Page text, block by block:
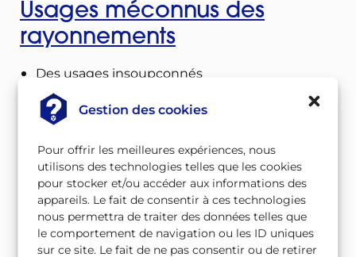
Gestion des cookies
Pour offrir les meilleures expériences, nous
utilisons des technologies telles que les cookies
pour stocker et/ou accéder aux informations des
appareils. Le fait de consentir à ces technologies
nous permettra de traiter des données telles que
le comportement de navigation ou les ID uniques
sur ce site. Le fait de ne pas consentir ou de retirer
Usages méconnus des
rayonnements
Des usages insoupçonnés
Détecter, mesurer
Assainir, stériliser
Dater, préserver
Transformer, propulser
Hier autorisés… aujourd´hui interdits
Soigner les animaux